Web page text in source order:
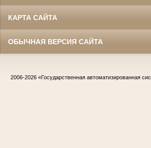
КАРТА САЙТА
ОБЫЧНАЯ ВЕРСИЯ САЙТА
2006-2026 «Государственная автоматизированная